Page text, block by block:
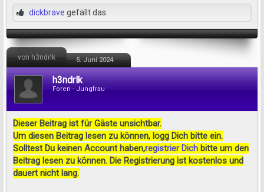
dickbrave gefällt das.
von h3ndrlk 5. Juni 2024
h3ndrlk
Foren - Jungfrau
Dieser Beitrag ist für Gäste unsichtbar.
Um diesen Beitrag lesen zu können, logg Dich bitte ein.
Solltest Du keinen Account haben,registrier Dich bitte um den
Beitrag lesen zu können. Die Registrierung ist kostenlos und
dauert nicht lang.